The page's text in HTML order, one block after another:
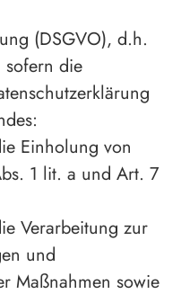
(DSGVO), d.h.
die
Einholung von
1 lit. a und Art. 7
Verarbeitung zur
und
Maßnahmen sowie